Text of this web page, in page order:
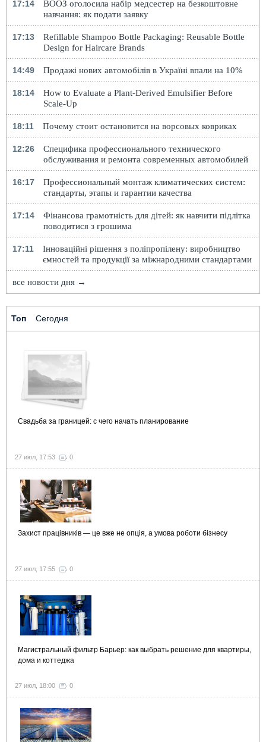
17:14
ВООЗ оголосила набір медсестер на безкоштовне
навчання: як подати заявку
17:13
Refillable Shampoo Bottle Packaging: Reusable Bottle
Design for Haircare Brands
14:49 Продажі нових автомобілів в Україні впали на 10%
18:14
How to Evaluate a Plant-Derived Emulsifier Before
Scale-Up
18:11 Почему стоит остановится на ворсовых ковриках
12:26
Специфика профессионального технического
обслуживания и ремонта современных автомобилей
16:17
Профессиональный монтаж климатических систем:
стандарты, этапы и гарантии качества
17:14
Фінансова грамотність для дітей: як навчити підлітка
поводитися з грошима
17:11
Інноваційні рішення з поліпропілену: виробництво
ємностей та продукції за міжнародними стандартами
все новости дня →
Топ Сегодня
Свадьба за границей: с чего начать планирование
27 июл, 17:53 0
Захист працівників — це вже не опція, а умова роботи бізнесу
27 июл, 17:55 0
Магистральный фильтр Барьер: как выбрать решение для квартиры,
дома и коттеджа
27 июл, 18:00 0